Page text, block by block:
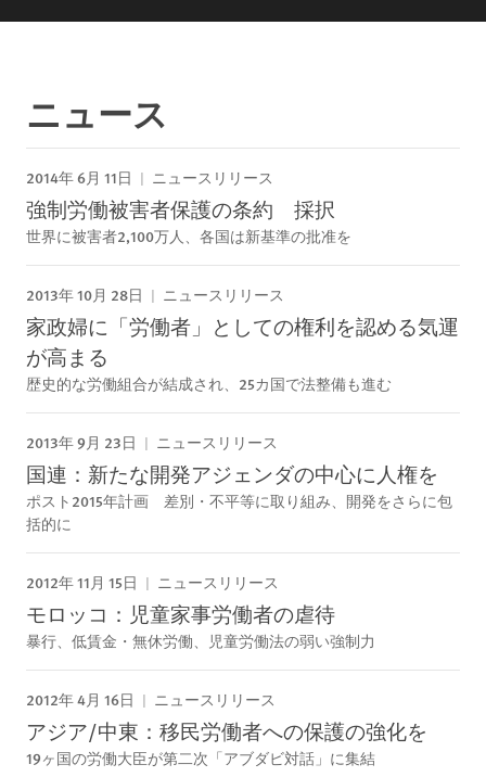
ニュース
2014年 6月 11日 ニュースリリース
強制労働被害者保護の条約 採択
世界に被害者2,100万人、各国は新基準の批准を
2013年 10月 28日 ニュースリリース
家政婦に「労働者」としての権利を認める気運
が高まる
歴史的な労働組合が結成され、25カ国で法整備も進む
2013年 9月 23日 ニュースリリース
国連：新たな開発アジェンダの中心に人権を
ポスト2015年計画 差別・不平等に取り組み、開発をさらに包
括的に
2012年 11月 15日 ニュースリリース
モロッコ：児童家事労働者の虐待
暴行、低賃金・無休労働、児童労働法の弱い強制力
2012年 4月 16日 ニュースリリース
アジア/中東：移民労働者への保護の強化を
19ヶ国の労働大臣が第二次「アブダビ対話」に集結